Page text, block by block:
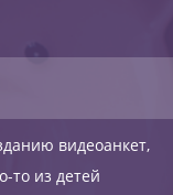
видеоанкет,
то из детей